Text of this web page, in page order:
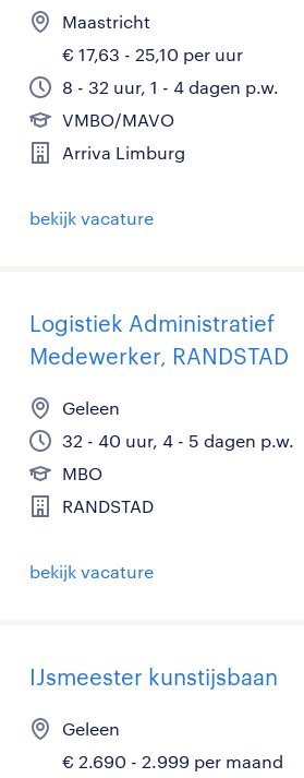
Maastricht
€ 17,63 - 25,10 per uur
8 - 32 uur, 1 - 4 dagen p.w.
VMBO/MAVO
Arriva Limburg
bekijk vacature
Logistiek Administratief
Medewerker, RANDSTAD
Geleen
32 - 40 uur, 4 - 5 dagen p.w.
MBO
RANDSTAD
bekijk vacature
IJsmeester kunstijsbaan
Geleen
€ 2.690 - 2.999 per maand